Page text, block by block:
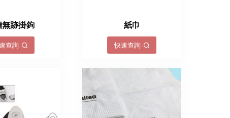
無跡掛鉤
查詢
紙巾
快速查詢